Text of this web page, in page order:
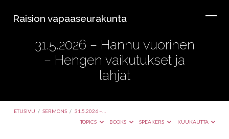
Raision vapaaseurakunta
31.5.2026 – Hannu vuorinen
– Hengen vaikutukset ja
lahjat
ETUSIVU / SERMONS / 31.5.2026 –…
TOPICS
BOOKS SPEAKERS KUUKAUTTA